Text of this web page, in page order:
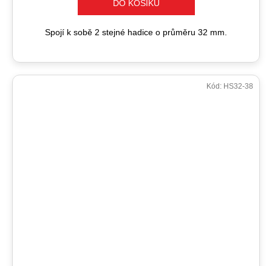
DO KOŠÍKU
Spojí k sobě 2 stejné hadice o průměru 32 mm.
Kód: HS32-38